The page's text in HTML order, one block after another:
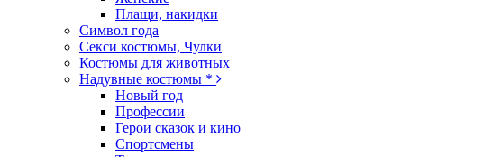
Плащи, накидки
Символ года
Секси костюмы, Чулки
Костюмы для животных
Надувные костюмы *
Новый год
Профессии
Герои сказок и кино
Спортсмены